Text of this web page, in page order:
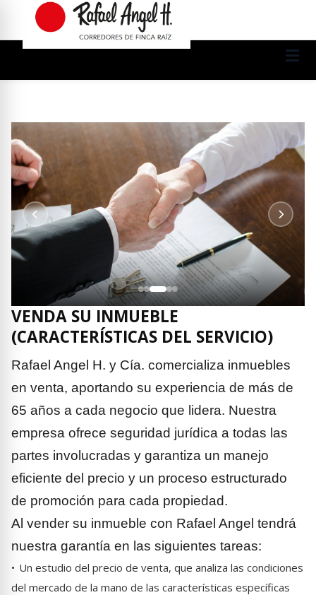
VENDA SU INMUEBLE
(CARACTERÍSTICAS DEL SERVICIO)
Rafael Angel H. y Cía. comercializa inmuebles
en venta, aportando su experiencia de más de
65 años a cada negocio que lidera. Nuestra
empresa ofrece seguridad jurídica a todas las
partes involucradas y garantiza un manejo
eficiente del precio y un proceso estructurado
de promoción para cada propiedad.
Al vender su inmueble con Rafael Angel tendrá
nuestra garantía en las siguientes tareas:
• Un estudio del precio de venta, que analiza las condiciones
del mercado de la mano de las características específicas